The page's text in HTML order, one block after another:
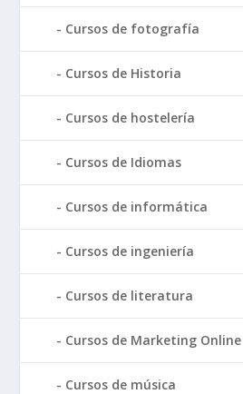
Cursos de fotografía
Cursos de Historia
Cursos de hostelería
Cursos de Idiomas
Cursos de informática
Cursos de ingeniería
Cursos de literatura
Cursos de Marketing Online
Cursos de música